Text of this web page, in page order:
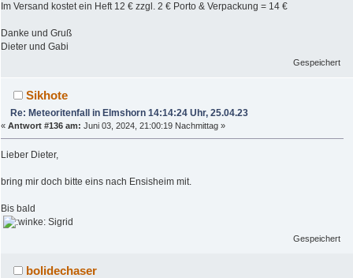
Im Versand kostet ein Heft 12 € zzgl. 2 € Porto & Verpackung = 14 €
Danke und Gruß
Dieter und Gabi
Gespeichert
Sikhote
Re: Meteoritenfall in Elmshorn 14:14:24 Uhr, 25.04.23
« Antwort #136 am: Juni 03, 2024, 21:00:19 Nachmittag »
Lieber Dieter,
bring mir doch bitte eins nach Ensisheim mit.
Bis bald
Sigrid
Gespeichert
bolidechaser